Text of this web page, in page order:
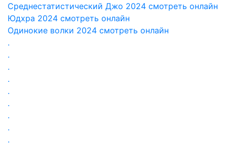
Среднестатистический Джо 2024 смотреть онлайн
Юдхра 2024 смотреть онлайн
Одинокие волки 2024 смотреть онлайн
.
.
.
.
.
.
.
.
.